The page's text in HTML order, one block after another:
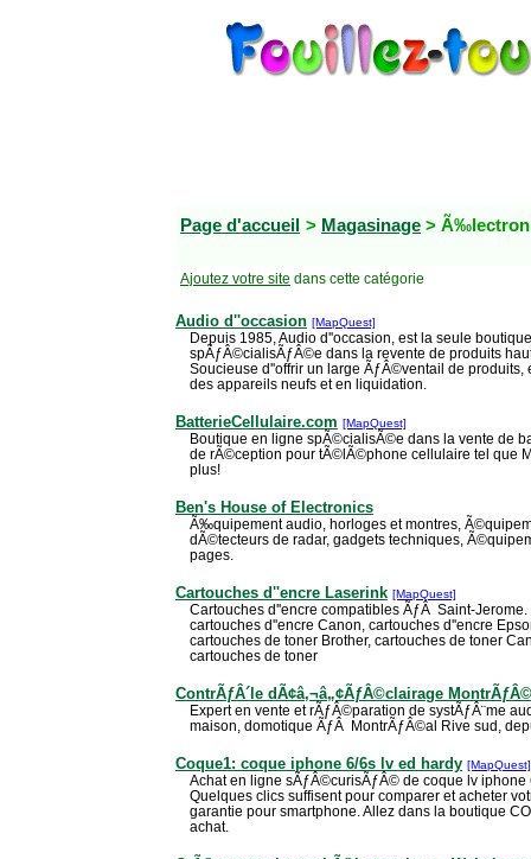
Page d'accueil > Magasinage >
Ajoutez votre site dans cette catégorie
Audio d''occasion [MapQuest]
Depuis 1985, Audio d''occasion, est la seule
spÃƒÂ©cialisÃƒÂ©e dans la revente de produits
Soucieuse d''offrir un large ÃƒÂ©ventail de
des appareils neufs et en liquidation.
BatterieCellulaire.com [MapQuest]
Boutique en ligne spÃ©cialisÃ©e dans la vente de
de rÃ©ception pour tÃ©lÃ©phone cellulaire tel que
plus!
Ben's House of Electronics
Ã‰quipement audio, horloges et montres,
dÃ©tecteurs de radar, gadgets techniques,
pages.
Cartouches d''encre Laserink [MapQuest]
Cartouches d''encre compatibles ÃƒÂ Saint-
cartouches d''encre Canon, cartouches d''encre
cartouches de toner Brother, cartouches de toner
cartouches de toner
ContrÃƒÂ´le dÃ¢â‚¬â„¢ÃƒÂ©clairage
Expert en vente et rÃƒÂ©paration de systÃƒÂ¨me
maison, domotique ÃƒÂ MontrÃƒÂ©al Rive sud,
Coque1: coque iphone 6/6s lv ed hardy [MapQuest]
Achat en ligne sÃƒÂ©curisÃƒÂ© de coque lv iphone
Quelques clics suffisent pour comparer et acheter
garantie pour smartphone. Allez dans la boutique
achat.